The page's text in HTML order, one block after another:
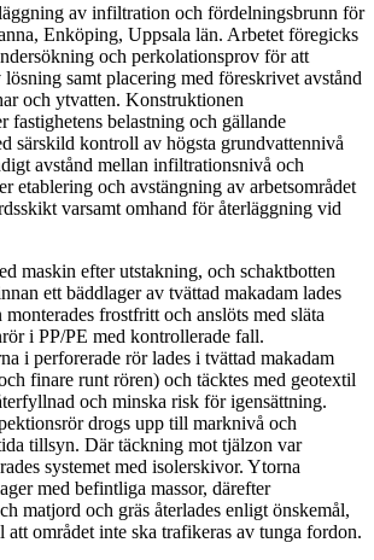
av infiltration och fördelningsbrunn för
Enköping, Uppsala län. Arbetet föregicks
och perkolationsprov för att
lösning samt placering med föreskrivet avstånd
och ytvatten. Konstruktionen
fastighetens belastning och gällande
särskild kontroll av högsta grundvattennivå
avstånd mellan infiltrationsnivå och
etablering och avstängning av arbetsområdet
varsamt omhand för återläggning vid
maskin efter utstakning, och schaktbotten
ett bäddlager av tvättad makadam lades
frostfritt och anslöts med släta
i PP/PE med kontrollerade fall.
i perforerade rör lades i tvättad makadam
finare runt rören) och täcktes med geotextil
och minska risk för igensättning.
drogs upp till marknivå och
tillsyn. Där täckning mot tjälzon var
systemet med isolerskivor. Ytorna
med befintliga massor, därefter
matjord och gräs återlades enligt önskemål,
att området inte ska trafikeras av tunga fordon.